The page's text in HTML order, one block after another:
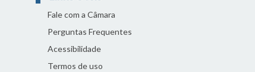
Fale com a Câmara
Perguntas Frequentes
Acessibilidade
Termos de uso